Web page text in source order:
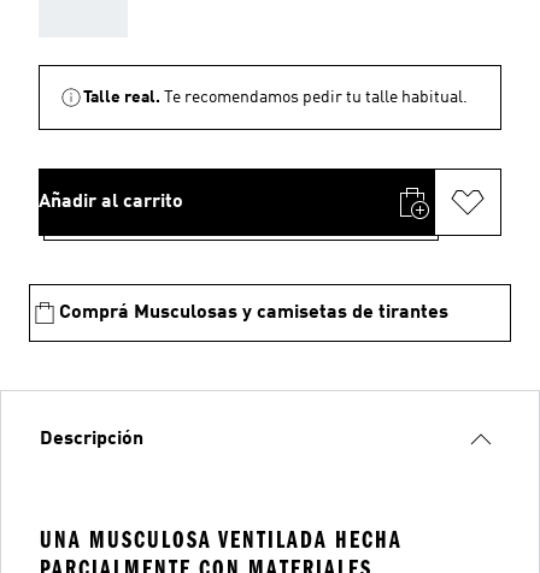
Talle real. Te recomendamos pedir tu talle habitual.
Añadir al carrito
Comprá Musculosas y camisetas de tirantes
Descripción
UNA MUSCULOSA VENTILADA HECHA